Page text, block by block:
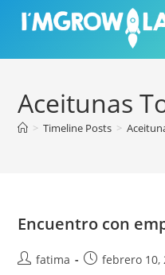
Aceitunas
> Timeline Posts >
Encuentro con
Autorfatima
Publicación
febrero 10,